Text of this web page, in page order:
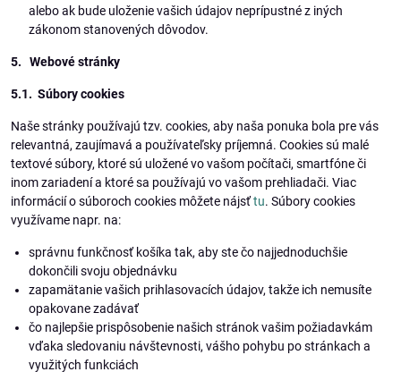
alebo ak bude uloženie vašich údajov neprípustné z iných
zákonom stanovených dôvodov.
5. Webové stránky
5.1. Súbory cookies
Naše stránky používajú tzv. cookies, aby naša ponuka bola pre vás
relevantná, zaujímavá a používateľsky príjemná. Cookies sú malé
textové súbory, ktoré sú uložené vo vašom počítači, smartfóne či
inom zariadení a ktoré sa používajú vo vašom prehliadači. Viac
informácií o súboroch cookies môžete nájsťtu. Súbory cookies
využívame napr. na:
správnu funkčnosť košíka tak, aby ste čo najjednoduchšie
dokončili svoju objednávku
zapamätanie vašich prihlasovacích údajov, takže ich nemusíte
opakovane zadávať
čo najlepšie prispôsobenie našich stránok vašim požiadavkám
vďaka sledovaniu návštevnosti, vášho pohybu po stránkach a
využitých funkciách